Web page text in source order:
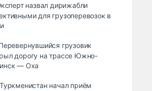
назвал дирижабли
для грузоперевозок в
грузовик
дорогу на трассе Южно-
— Оха
Туркменистан начал приём